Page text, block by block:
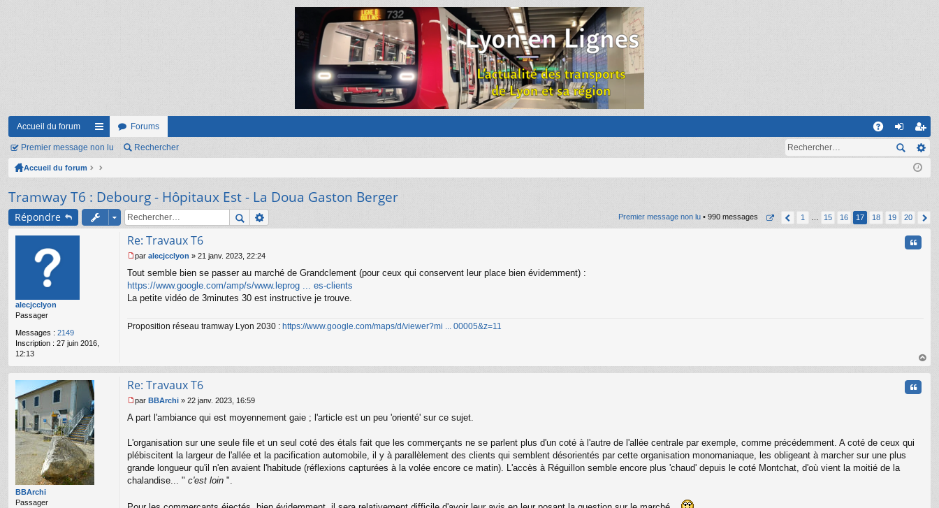
Accueil du forum
ac
co
ci
s
Forums
on
on
ns
cri
on
Premier message non lu Rechercher
Accueil du forum
Tramway T6 : Debourg - Hôpitaux Est - La Doua Gaston Berger
Répondre Premier message non lu • 990 messages 1 15 16 17 18 19 20
alecjcclyon
Passager
Messages : 2149
Inscription : 27 juin 2016,
12:13
Re: Travaux T6
e
s
s
e
l
par alecjcclyon » 21 janv. 2023, 22:24
Tout semble bien se passer au marché de Grandclement (pour ceux qui conservent leur place bien évidemment) :
https://www.google.com/amp/s/www.leprog ... es-clients
La petite vidéo de 3minutes 30 est instructive je trouve.
Proposition réseau tramway Lyon 2030 : https://www.google.com/maps/d/viewer?mi ... 00005&z=11
au
BBArchi
Passager
Re: Travaux T6
e
s
a
g
e
n
par BBArchi » 22 janv. 2023, 16:59
A part l'ambiance qui est moyennement gaie ; l'article est un peu 'orienté' sur ce sujet.
L'organisation sur une seule file et un seul coté des étals fait que les commerçants ne se parlent plus d'un coté à l'autre de l'allée centrale par exemple, comme précédemment. A coté de ceux qui
plébiscitent la largeur de l'allée et la pacification automobile, il y à parallèlement des clients qui semblent désorientés par cette organisation monomaniaque, les obligeant à marcher sur une plus
grande longueur qu'il n'en avaient l'habitude (réflexions capturées à la volée encore ce matin). L'accès à Réguillon semble encore plus 'chaud' depuis le coté Montchat, d'où vient la moitié de la
chalandise... " c'est loin ".